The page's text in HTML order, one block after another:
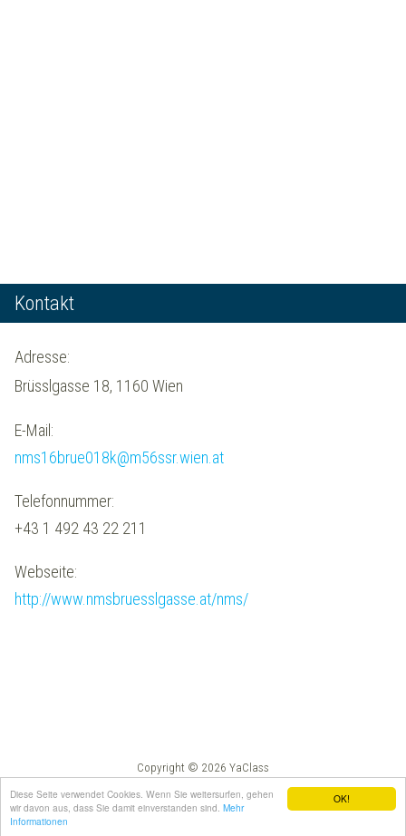
OK!
Diese Seite verwendet Cookies. Wenn Sie weitersurfen, gehen
wir davon aus, dass Sie damit einverstanden sind. Mehr
Informationen
Kontakt
Adresse:
Brüsslgasse 18, 1160 Wien
E-Mail:
nms16brue018k@m56ssr.wien.at
Telefonnummer:
+43 1 492 43 22 211
Webseite:
http://www.nmsbruesslgasse.at/nms/
Copyright © 2026 YaClass
Impressum
AGB